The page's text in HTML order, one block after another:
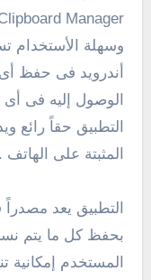
وسهلة الأستخدام
أندرويد فى حفظ
الوصول إليه فى أى
التطبيق حقاً رائع
المثبتة على الهاتف .
التطبيق يعد مصدراً
بحفظ كل ما يتم
المستخدم